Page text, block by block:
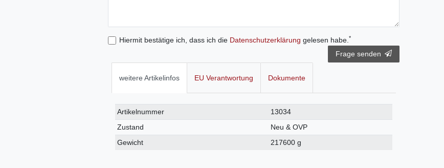
Hiermit bestätige ich, dass ich die Daten­schutz­erklärung gelesen habe.*
Frage senden
weitere Artikelinfos EU Verantwortung Dokumente
Technisches
Merkmal
Wert
Artikelnummer
13034
Zustand
Neu & OVP
Gewicht
217600 g